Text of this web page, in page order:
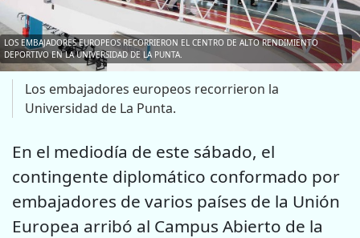
LOS EMBAJADORES EUROPEOS RECORRIERON EL CENTRO DE ALTO RENDIMIENTO
DEPORTIVO EN LA UNIVERSIDAD DE LA PUNTA.
Los embajadores europeos recorrieron la
Universidad de La Punta.
En el mediodía de este sábado, el
contingente diplomático conformado por
embajadores de varios países de la Unión
Europea arribó al Campus Abierto de la